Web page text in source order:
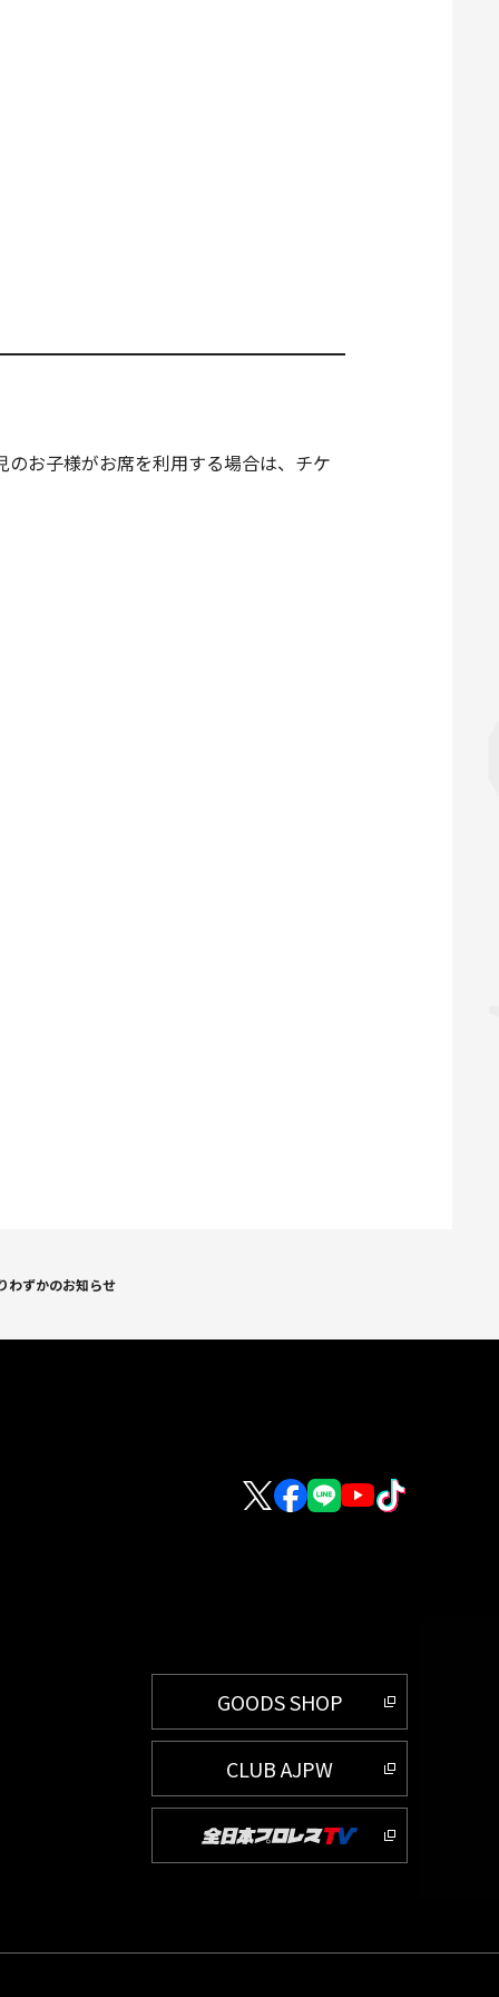
お子様がお席を利用する場合は、チケ
わずかのお知らせ
GOODS SHOP
CLUB AJPW